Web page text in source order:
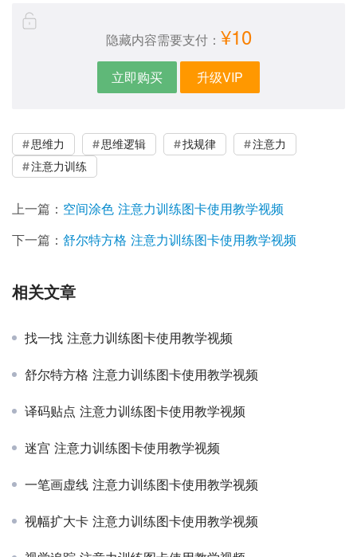
隐藏内容需要支付： ¥10
立即购买 升级VIP
思维力 思维逻辑 找规律
注意力
注意力训练
上一篇： 空间涂色 注意力训练图卡使用教学视频
下一篇： 舒尔特方格 注意力训练图卡使用教学视频
相关文章
找一找 注意力训练图卡使用教学视频
舒尔特方格 注意力训练图卡使用教学视频
译码贴点 注意力训练图卡使用教学视频
迷宫 注意力训练图卡使用教学视频
一笔画虚线 注意力训练图卡使用教学视频
视幅扩大卡 注意力训练图卡使用教学视频